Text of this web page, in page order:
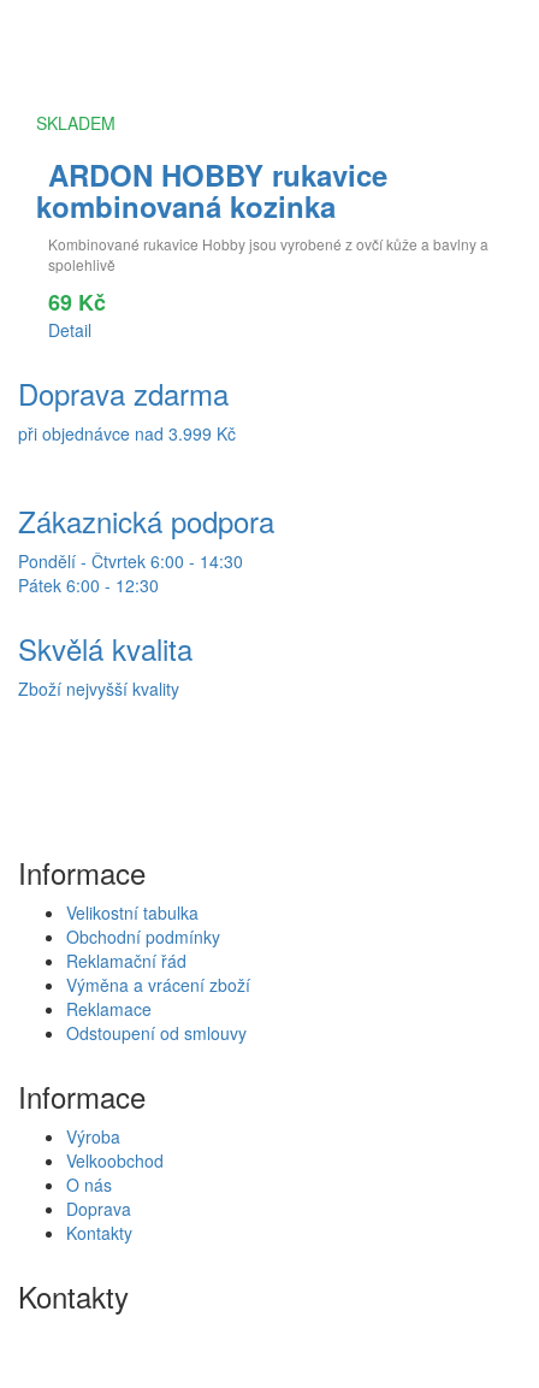
SKLADEM
ARDON HOBBY rukavice
kombinovaná kozinka
Kombinované rukavice Hobby jsou vyrobené z ovčí kůže a bavlny a
spolehlivě
69 Kč
Detail
Doprava zdarma
při objednávce nad 3.999 Kč
Zákaznická podpora
Pondělí - Čtvrtek 6:00 - 14:30
Pátek 6:00 - 12:30
Skvělá kvalita
Zboží nejvyšší kvality
Informace
Velikostní tabulka
Obchodní podmínky
Reklamační řád
Výměna a vrácení zboží
Reklamace
Odstoupení od smlouvy
Informace
Výroba
Velkoobchod
O nás
Doprava
Kontakty
Kontakty